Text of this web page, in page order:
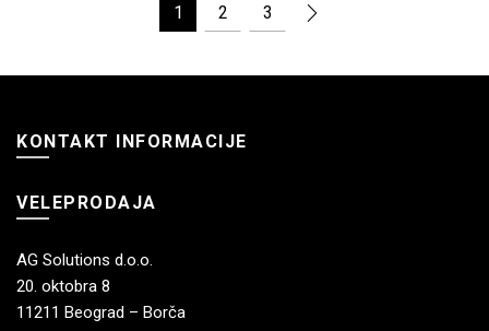
1 2 3
KONTAKT INFORMACIJE
VELEPRODAJA
AG Solutions d.o.o.
20. oktobra 8
11211 Beograd – Borča